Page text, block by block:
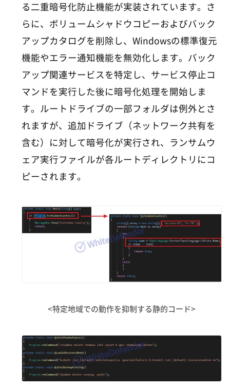
る二重暗号化防止機能が実装されています。さ
らに、ボリュームシャドウコピーおよびバック
アップカタログを削除し、Windowsの標準復元
機能やエラー通知機能を無効化します。バック
アップ関連サービスを特定し、サービス停止コ
マンドを実行した後に暗号化処理を開始しま
す。ルートドライブの一部フォルダは例外とさ
れますが、追加ドライブ（ネットワーク共有を
含む）に対して暗号化が実行され、ランサムウ
ェア実行ファイルが各ルートディレクトリにコ
ピーされます。
<特定地域での動作を抑制する静的コード>